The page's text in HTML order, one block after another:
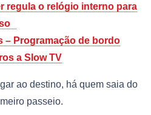
regula o relógio interno para
– Programação de bordo
a Slow TV
ao destino, há quem saia do
passeio.